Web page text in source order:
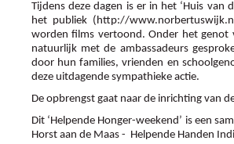
Tijdens deze dagen is er in het ‘Huis
het publiek (http://
worden films vertoond. Onder het genot
natuurlijk met de ambassadeurs
door hun families, vrienden en
deze uitdagende sympathieke actie.
De opbrengst gaat naar de inrichting van
Dit ‘Helpende Honger-weekend’ is een
Horst aan de Maas - Helpende Handen